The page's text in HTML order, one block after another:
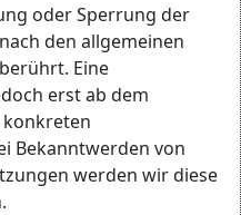
oder Sperrung der
den allgemeinen
Eine
erst ab dem
Bekanntwerden von
werden wir diese